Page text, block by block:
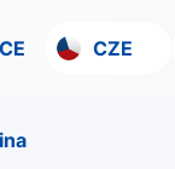
CZE